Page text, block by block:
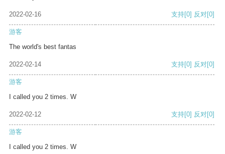
2022-02-16 支持[0] 反对[0]
游客
The world's best fantas
2022-02-14 支持[0] 反对[0]
游客
I called you 2 times. W
2022-02-12 支持[0] 反对[0]
游客
I called you 2 times. W